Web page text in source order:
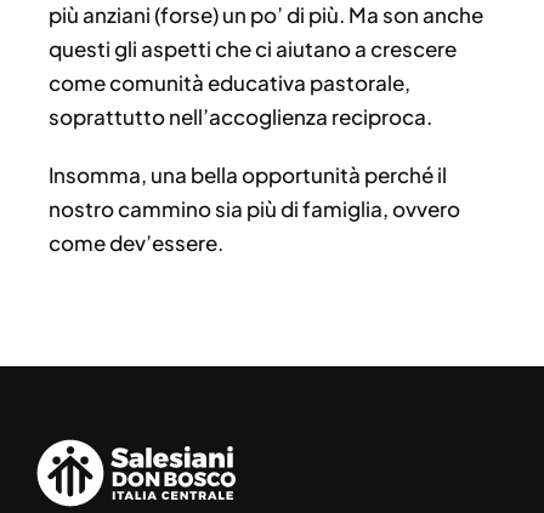
più anziani (forse) un po’ di più. Ma son anche
questi gli aspetti che ci aiutano a crescere
come comunità educativa pastorale,
soprattutto nell’accoglienza reciproca.
Insomma, una bella opportunità perché il
nostro cammino sia più di famiglia, ovvero
come dev’essere.